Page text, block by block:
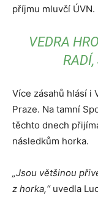
příjmu mluvčí ÚVN.
VEDRA
Více zásahů hlásí i
Praze. Na tamní
těchto dnech
následkům horka.
„Jsou většinou
z horka,“uvedla